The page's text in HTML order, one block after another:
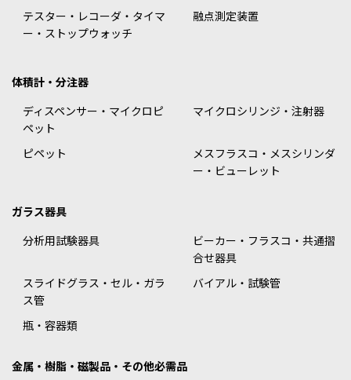
テスター・レコーダ・タイマ
ー・ストップウォッチ
融点測定装置
体積計・分注器
ディスペンサー・マイクロピ
ペット
マイクロシリンジ・注射器
ピペット
メスフラスコ・メスシリンダ
ー・ビューレット
ガラス器具
分析用試験器具
ビーカー・フラスコ・共通摺
合せ器具
スライドグラス・セル・ガラ
ス管
バイアル・試験管
瓶・容器類
金属・樹脂・磁製品・その他必需品